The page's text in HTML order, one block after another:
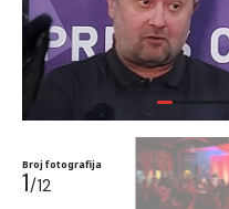
Broj fotografija
1/12